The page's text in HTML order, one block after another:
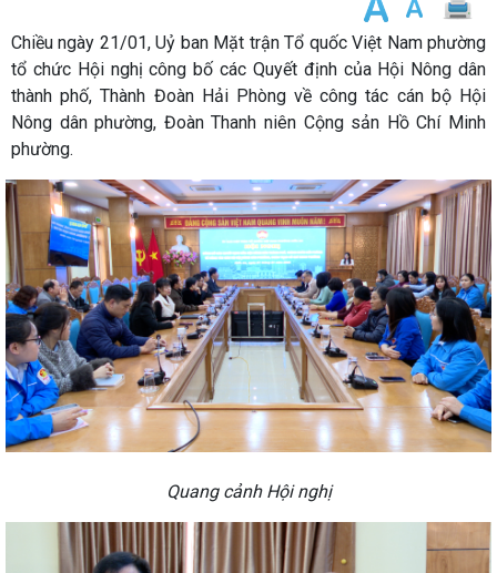
Chiều ngày 21/01, Uỷ ban Mặt trận Tổ quốc Việt Nam phường
tổ chức Hội nghị công bố các Quyết định của Hội Nông dân
thành phố, Thành Đoàn Hải Phòng về công tác cán bộ Hội
Nông dân phường, Đoàn Thanh niên Cộng sản Hồ Chí Minh
phường.
Quang cảnh Hội nghị